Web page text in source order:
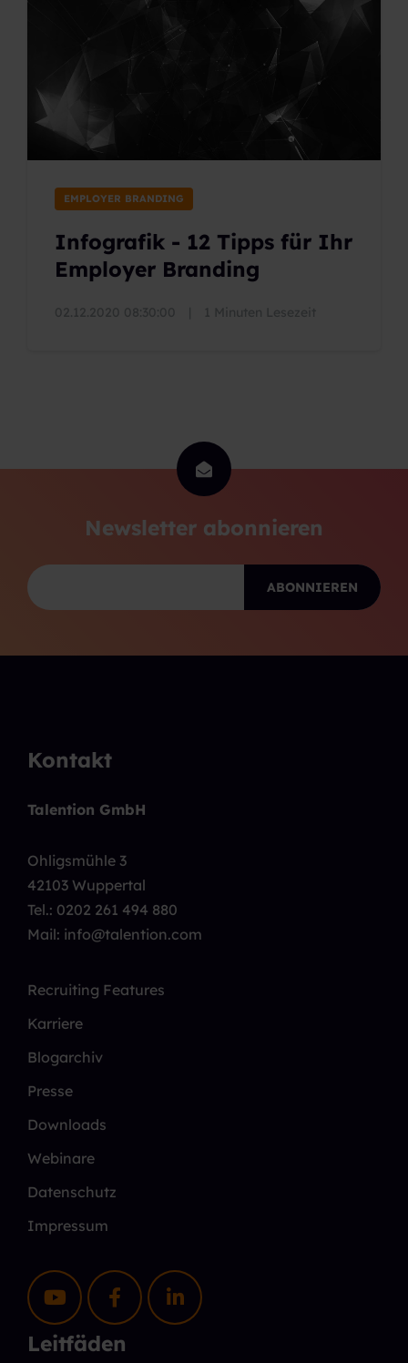
EMPLOYER BRANDING
Infografik - 12 Tipps für Ihr
Employer Branding
Newsletter abonnieren
Kontakt
Talention GmbH
Ohligsmühle 3
42103 Wuppertal
Tel.: 0202 261 494 880
Mail: info@talention.com
Recruiting Features
Karriere
Blogarchiv
Presse
Downloads
Webinare
Datenschutz
Impressum
Leitfäden